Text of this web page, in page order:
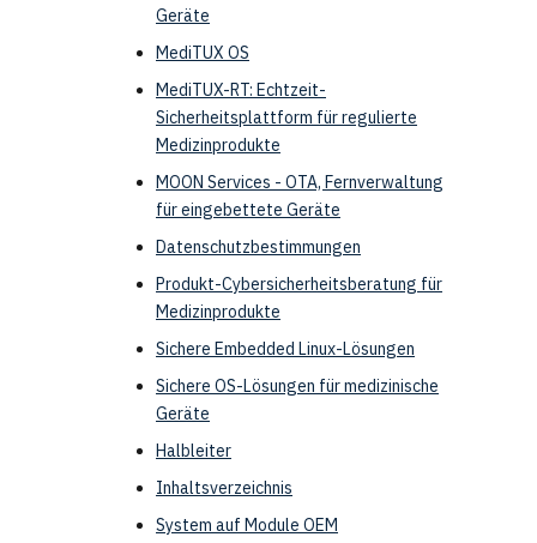
Geräte
MediTUX OS
MediTUX-RT: Echtzeit-
Sicherheitsplattform für regulierte
Medizinprodukte
MOON Services - OTA, Fernverwaltung
für eingebettete Geräte
Datenschutzbestimmungen
Produkt-Cybersicherheitsberatung für
Medizinprodukte
Sichere Embedded Linux-Lösungen
Sichere OS-Lösungen für medizinische
Geräte
Halbleiter
Inhaltsverzeichnis
System auf Module OEM